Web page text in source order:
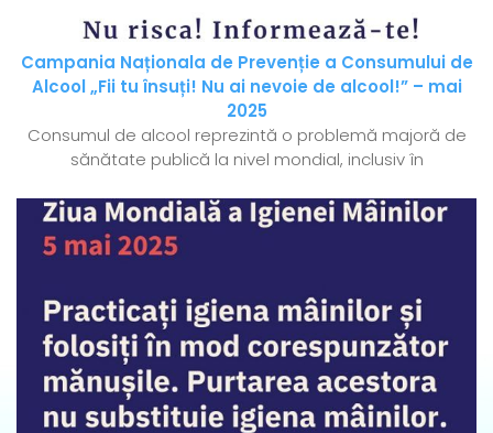
Campania Naționala de Prevenție a Consumului de
Alcool „Fii tu însuți! Nu ai nevoie de alcool!” – mai
2025
Consumul de alcool reprezintă o problemă majoră de
sănătate publică la nivel mondial, inclusiv în